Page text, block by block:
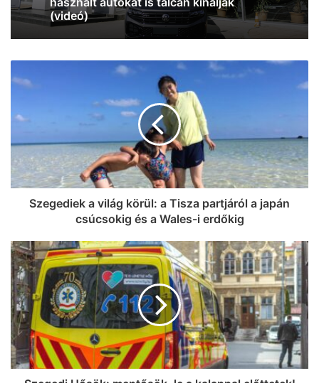
Zöldbe borult a Napfényfürdő
Aquapolis – fotózkodj a Wicked
molinókkal és nyerj belépőt a Szabadtéri
szezon legizgalmasabb előadására!
Szegeden! (galéria)
Szegediek a világ körül: a Tisza partjáról a japán
csúcsokig és a Wales-i erdőkig